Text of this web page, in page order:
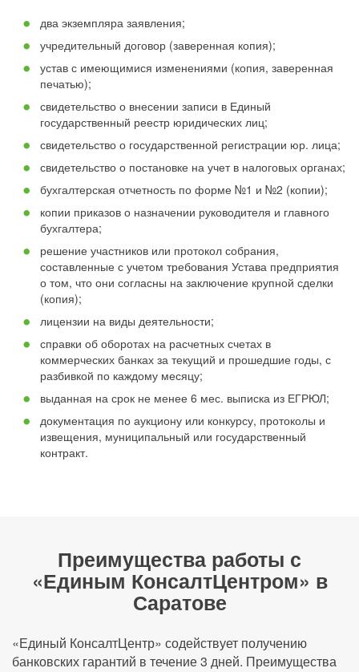
два экземпляра заявления;
учредительный договор (заверенная копия);
устав с имеющимися изменениями (копия, заверенная
печатью);
свидетельство о внесении записи в Единый
государственный реестр юридических лиц;
свидетельство о государственной регистрации юр. лица;
свидетельство о постановке на учет в налоговых органах;
бухгалтерская отчетность по форме №1 и №2 (копии);
копии приказов о назначении руководителя и главного
бухгалтера;
решение участников или протокол собрания,
составленные с учетом требования Устава предприятия
о том, что они согласны на заключение крупной сделки
(копия);
лицензии на виды деятельности;
справки об оборотах на расчетных счетах в
коммерческих банках за текущий и прошедшие годы, с
разбивкой по каждому месяцу;
выданная на срок не менее 6 мес. выписка из ЕГРЮЛ;
документация по аукциону или конкурсу, протоколы и
извещения, муниципальный или государственный
контракт.
Преимущества работы с
«Единым КонсалтЦентром» в
Саратове
«Единый КонсалтЦентр» содействует получению
банковских гарантий в течение 3 дней. Преимущества